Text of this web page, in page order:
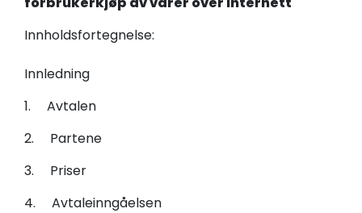
Innholdsfortegnelse:
Innledning
1. Avtalen
2. Partene
3. Priser
4. Avtaleinngåelsen